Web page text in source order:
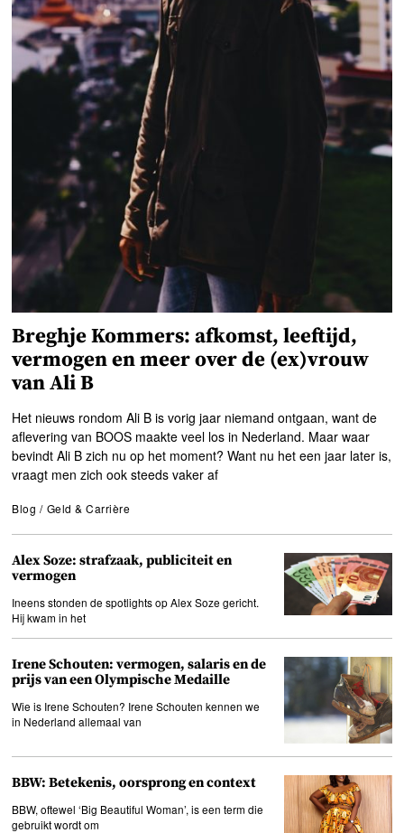
Breghje Kommers: afkomst, leeftijd,
vermogen en meer over de (ex)vrouw
van Ali B
Het nieuws rondom Ali B is vorig jaar niemand ontgaan, want de
aflevering van BOOS maakte veel los in Nederland. Maar waar
bevindt Ali B zich nu op het moment? Want nu het een jaar later is,
vraagt men zich ook steeds vaker af
Blog / Geld & Carrière
Alex Soze: strafzaak, publiciteit en
vermogen
Ineens stonden de spotlights op Alex Soze gericht.
Hij kwam in het
Irene Schouten: vermogen, salaris en de
prijs van een Olympische Medaille
Wie is Irene Schouten? Irene Schouten kennen we
in Nederland allemaal van
BBW: Betekenis, oorsprong en context
BBW, oftewel ‘Big Beautiful Woman’, is een term die
gebruikt wordt om